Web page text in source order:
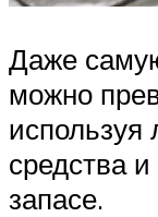
Даже
можно
средства
запасе.